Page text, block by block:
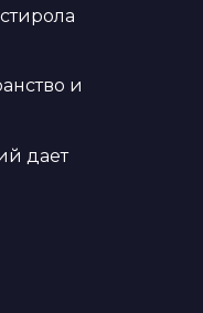
и
дает